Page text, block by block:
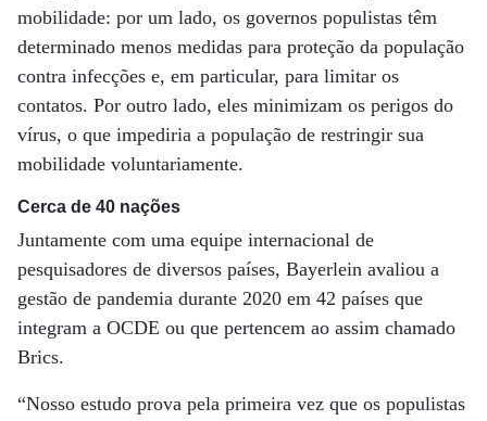
mobilidade: por um lado, os governos populistas têm
determinado menos medidas para proteção da população
contra infecções e, em particular, para limitar os
contatos. Por outro lado, eles minimizam os perigos do
vírus, o que impediria a população de restringir sua
mobilidade voluntariamente.
Cerca de 40 nações
Juntamente com uma equipe internacional de
pesquisadores de diversos países, Bayerlein avaliou a
gestão de pandemia durante 2020 em 42 países que
integram a OCDE ou que pertencem ao assim chamado
Brics.
“Nosso estudo prova pela primeira vez que os populistas